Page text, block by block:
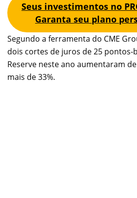
Seus investimentos no
Garanta seu plano
Segundo a ferramenta do CME
dois cortes de juros de 25 pontos-
Reserve neste ano aumentaram
mais de 33%.